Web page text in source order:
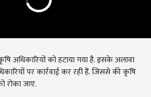
अधिकारियों को हटाया गया है. इसके अलावा
पर कार्रवाई कर रही हैं. जिससे की कृषि
रोका जाए.